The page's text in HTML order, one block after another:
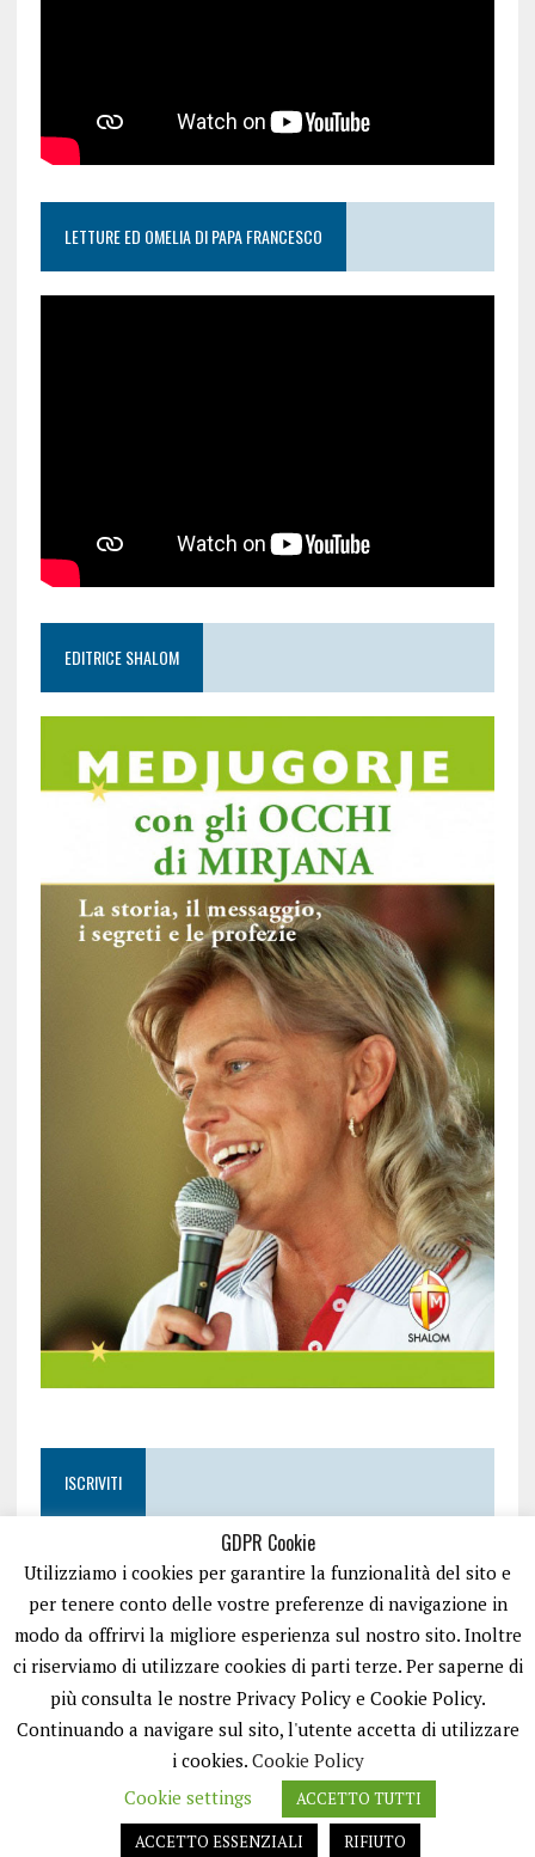
LETTURE ED OMELIA DI PAPA FRANCESCO
EDITRICE SHALOM
ISCRIVITI
EASYNEWS24 È UN PORTALE GESTITO DA FRANCESCO TV - PARTITA IVA
08792490727 - TESTATA GIORNALISTICA REGISTRATA PRESSO IL TRIBUNALE
GDPR Cookie
Utilizziamo i cookies per garantire la funzionalità del sito e
per tenere conto delle vostre preferenze di navigazione in
modo da offrirvi la migliore esperienza sul nostro sito. Inoltre
ci riserviamo di utilizzare cookies di parti terze. Per saperne di
più consulta le nostre Privacy Policy e Cookie Policy.
Continuando a navigare sul sito, l'utente accetta di utilizzare
i cookies. Cookie Policy
Cookie settings
ACCETTO TUTTI
ACCETTO ESSENZIALI
RIFIUTO